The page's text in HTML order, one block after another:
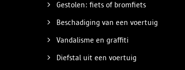
Gestolen: fiets of bromfiets
Beschadiging van een voertuig
Vandalisme en graffiti
Diefstal uit een voertuig